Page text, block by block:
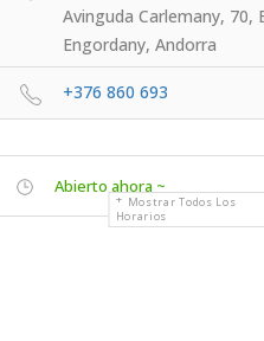
Avinguda Carlemany, 70,
Engordany, Andorra
+376 860 693
Abierto ahora ~
Mostrar Todos Los
Horarios